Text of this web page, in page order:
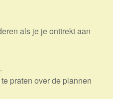
als je je onttrekt aan
praten over de plannen